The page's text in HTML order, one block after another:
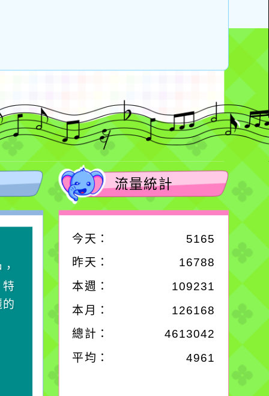
作者：網路小語
生活是一面鏡子。你對
它笑，它就對你笑；你
對它哭，它也對你哭。
流量統計
今天：
5165
昨天：
16788
本週： 109231
本月： 126168
總計： 4613042
平均： 4961